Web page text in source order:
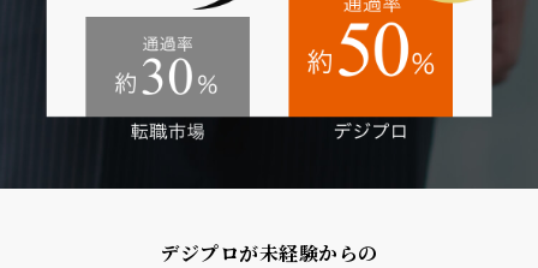
ソルー株式会社
SBI証券株式会社
株式会社Catallaxy
株式会社アドフロー
デジプロが未経験からの